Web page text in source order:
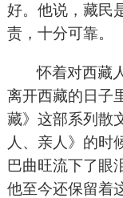
好。他说，藏民
责，十分可靠。
怀着对西藏
离开西藏的日子
藏》这部系列散
人、亲人》的时
巴曲旺流下了眼
他至今还保留着